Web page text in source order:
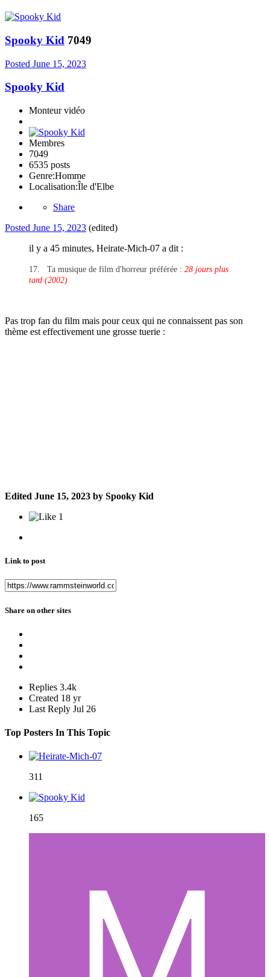
Spooky Kid 7049
Posted June 15, 2023
Spooky Kid
Monteur vidéo
Membres
7049
6535 posts
Genre:Homme
Localisation:Île d'Elbe
Share
Posted June 15, 2023 (edited)
il y a 45 minutes, Heirate-Mich-07 a dit :
17. Ta musique de film d'horreur préférée : 28 jours plus
tard (2002)
Pas trop fan du film mais pour ceux qui ne connaissent pas son
thème est effectivement une grosse tuerie :
Edited June 15, 2023 by Spooky Kid
1
Link to post
Share on other sites
Replies 3.4k
Created 18 yr
Last Reply Jul 26
Top Posters In This Topic
311
165